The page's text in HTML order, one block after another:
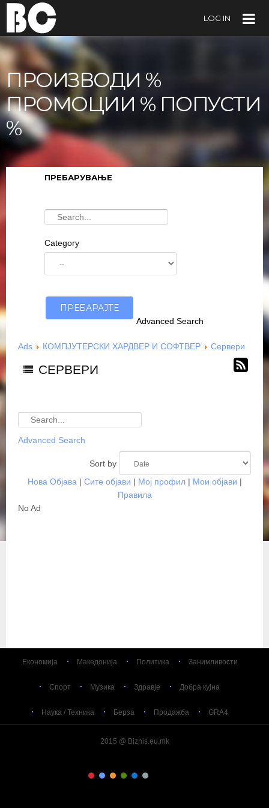
LOG IN
ПРОИЗВОДИ %
ПРОМОЦИИ % ПОПУСТИ
%
ПРЕБАРУВАЊЕ
Category
Advanced Search
Ads КОМПЈУТЕРСКИ ХАРДВЕР И СОФТВЕР Сервери
СЕРВЕРИ
Advanced Search
Sort by
Нова Објава | Сите објави | Мој профил| Мои објави |
Правила
No Ad
Економија Македонија Политика Занимливости
Спорт Музика Здравје Добра кујна
Наука / Техника Берза Продажба GRA4
2015 @ Biznis.eu.mk